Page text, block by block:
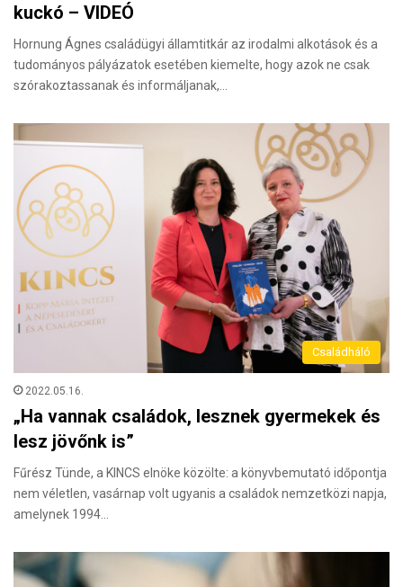
kuckó – VIDEÓ
Hornung Ágnes családügyi államtitkár az irodalmi alkotások és a
tudományos pályázatok esetében kiemelte, hogy azok ne csak
szórakoztassanak és informáljanak,…
Családháló
2022.05.16.
„Ha vannak családok, lesznek gyermekek és
lesz jövőnk is”
Fűrész Tünde, a KINCS elnöke közölte: a könyvbemutató időpontja
nem véletlen, vasárnap volt ugyanis a családok nemzetközi napja,
amelynek 1994…